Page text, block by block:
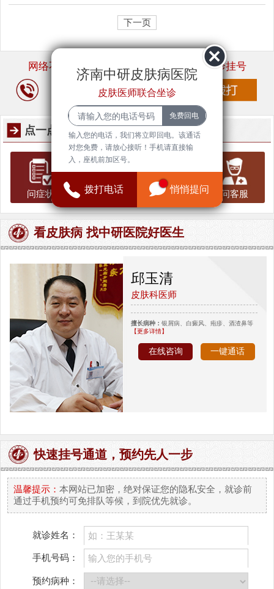
下一页
网络不稳定？一个电话，随时随地轻松问诊挂号
点一点，知道更多信息
问症状 问治疗 问费用 问客服
看皮肤病 找中研医院好医生
邱玉清
皮肤科医师
擅长病种： 银屑病、白癜风、疱疹、酒渣鼻等
【更多详情】
在线咨询 一键通话
快速挂号通道，预约先人一步
温馨提示：本网站已加密，绝对保证您的隐私安全，就诊前
通过手机预约可免排队等候，到院优先就诊。
就诊姓名：
手机号码：
预约病种：
济南中研皮肤病医院
皮肤医师联合坐诊
输入您的电话，我们将立即回电。该通话
对您免费，请放心接听！手机请直接输
入，座机前加区号。
拨打电话 悄悄提问